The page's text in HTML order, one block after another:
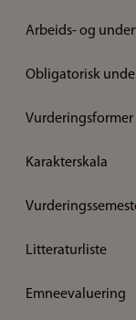
Arbeids- og
Obligatorisk
Vurderingsformer
Karakterskala
Litteraturliste
Emneevaluering